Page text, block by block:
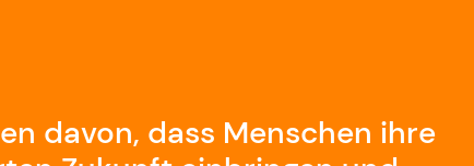
davon, dass Menschen ihre